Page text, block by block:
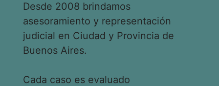
Desde 2008 brindamos
asesoramiento y representación
judicial en Ciudad y Provincia de
Buenos Aires.
Cada caso es evaluado